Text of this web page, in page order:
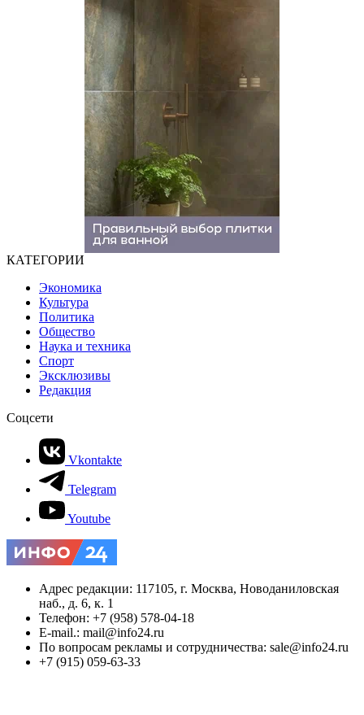
КАТЕГОРИИ
Экономика
Культура
Политика
Общество
Наука и техника
Спорт
Эксклюзивы
Редакция
Соцсети
Vkontakte
Telegram
Youtube
Адрес редакции: 117105, г. Москва, Новоданиловская
наб., д. 6, к. 1
Телефон: +7 (958) 578-04-18
E-mail.: mail@info24.ru
По вопросам рекламы и сотрудничества: sale@info24.ru
+7 (915) 059-63-33